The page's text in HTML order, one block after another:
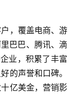
，覆盖电商、游
巴巴、腾讯、滴
业，积累了丰富
的声誉和口碑。
亿美金，营销影